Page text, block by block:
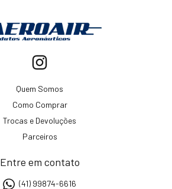
Quem Somos
Como Comprar
Trocas e Devoluções
Parceiros
Entre em contato
(41) 99874-6616